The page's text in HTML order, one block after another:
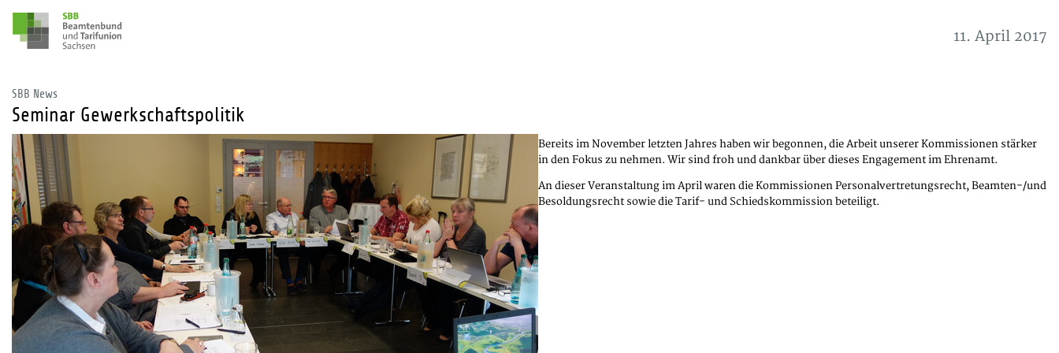
11. April 2017
SBB News
Seminar Gewerkschaftspolitik
Bereits im November letzten Jahres haben wir begonnen, die Arbeit unserer Kommissionen stärker
in den Fokus zu nehmen. Wir sind froh und dankbar über dieses Engagement im Ehrenamt.
An dieser Veranstaltung im April waren die Kommissionen Personalvertretungsrecht, Beamten-/und
Besoldungsrecht sowie die Tarif- und Schiedskommission beteiligt.